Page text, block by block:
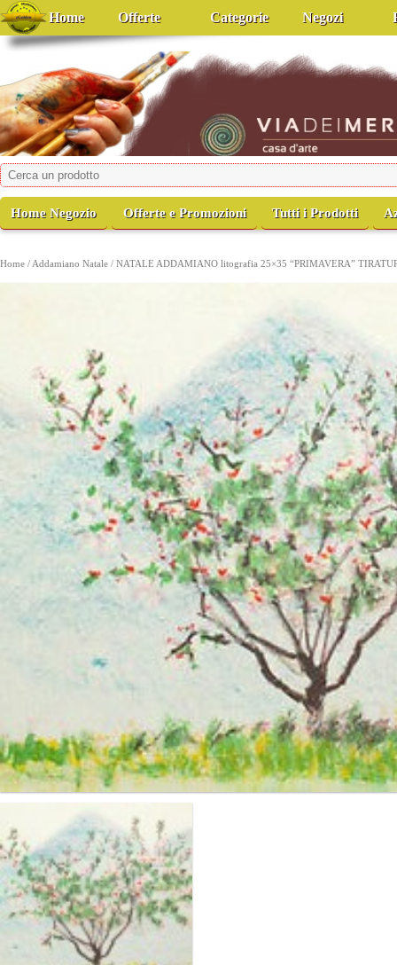
Home Offerte Categorie Negozi
viadeimercati
Casa d'Arte
Home Negozio Offerte e Promozioni Tutti i Prodotti
Home / Addamiano Natale / NATALE ADDAMIANO litografia 25×35 “PRIMAVERA”